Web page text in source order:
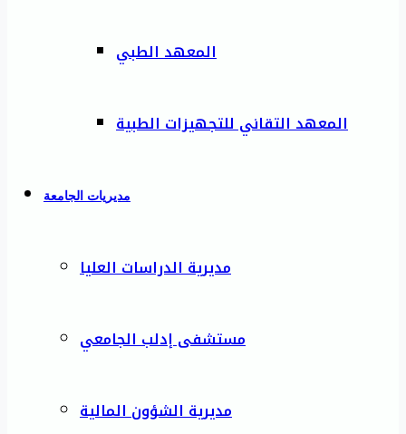
المعهد الطبي
المعهد التقاني للتجهيزات الطبية
مديريات الجامعة
مديرية الدراسات العليا
مستشفى إدلب الجامعي
مديرية الشؤون المالية